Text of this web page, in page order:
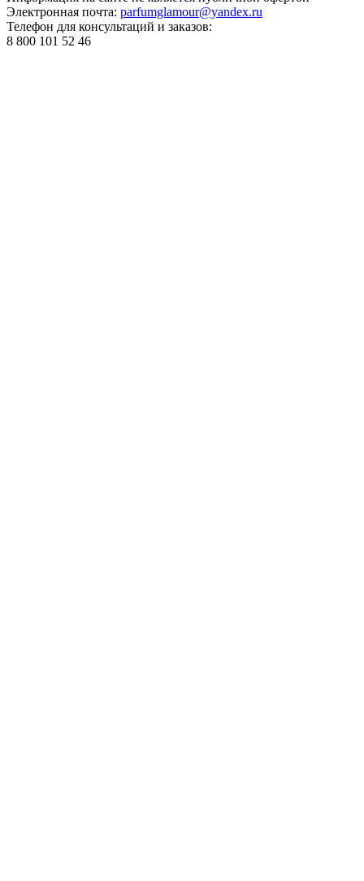
Электронная почта: parfumglamour@yandex.ru
Телефон для консультаций и заказов:
8 800 101 52 46